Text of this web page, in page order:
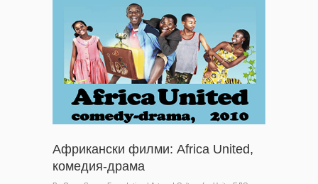
Африкански филми: Africa United,
комедия-драма